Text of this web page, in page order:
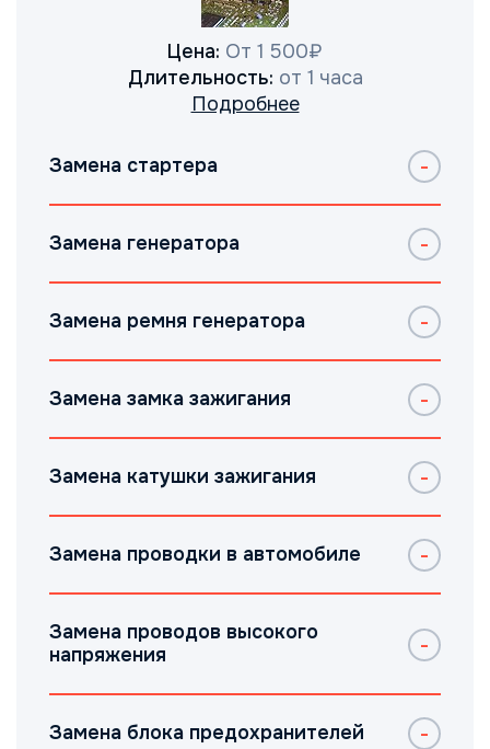
Цена: От 1 500₽
Длительность: от 1 часа
Подробнее
Замена стартера
Замена генератора
Замена ремня генератора
Замена замка зажигания
Замена катушки зажигания
Замена проводки в автомобиле
Замена проводов высокого
напряжения
Замена блока предохранителей